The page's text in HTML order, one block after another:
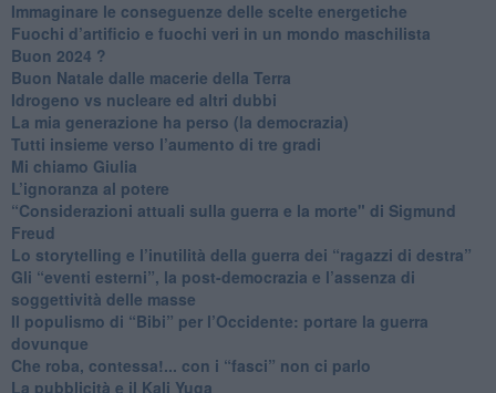
Immaginare le conseguenze delle scelte energetiche
​Fuochi d’artificio e fuochi veri in un mondo maschilista
Buon 2024 ?
​Buon Natale dalle macerie della Terra
​Idrogeno vs nucleare ed altri dubbi
​La mia generazione ha perso (la democrazia)
​Tutti insieme verso l’aumento di tre gradi
Mi chiamo Giulia
L’ignoranza al potere
​“Considerazioni attuali sulla guerra e la morte" di Sigmund
Freud
​Lo storytelling e l’inutilità della guerra dei “ragazzi di destra”
​Gli “eventi esterni”, la post-democrazia e l’assenza di
soggettività delle masse
​Il populismo di “Bibi” per l’Occidente: portare la guerra
dovunque
​Che roba, contessa!... con i “fasci” non ci parlo
La pubblicità e il Kali Yuga